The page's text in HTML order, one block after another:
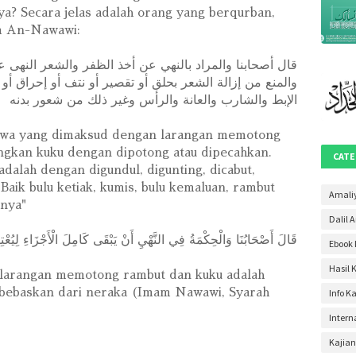
Secara jelas adalah orang yang berqurban,
An-Nawawi:
ﻗﺎﻝ ﺃﺻﺤﺎﺑﻨﺎ ﻭاﻟﻤﺮاﺩ ﺑﺎﻟﻨﻬﻲ ﻋﻦ ﺃﺧﺬ اﻟﻈﻔﺮ ﻭاﻟﺸﻌﺮ
ﻭاﻟﻤﻨﻊ ﻣﻦ ﺇﺯاﻟﺔ اﻟﺸﻌﺮ ﺑﺤﻠﻖ ﺃﻭ ﺗﻘﺼﻴﺮ ﺃﻭ ﻧﺘﻒ ﺃﻭ ﺇﺣﺮاﻕ
اﻹﺑﻂ ﻭاﻟﺸﺎﺭﺏ ﻭاﻟﻌﺎﻧﺔ ﻭاﻟﺮﺃﺱ ﻭﻏﻴﺮ ﺫﻟﻚ ﻣﻦ ﺷﻌﻮﺭ ﺑﺪﻧﻪ
yang dimaksud dengan larangan memotong
kuku dengan dipotong atau dipecahkan.
dengan digundul, digunting, dicabut,
bulu ketiak, kumis, bulu kemaluan, rambut
قَالَ أَصْحَابُنَا وَالْحِكْمَةُ فِي النَّهْيِ أَنْ يَبْقَى كَامِلَ الْأَجْزَاءِ
memotong rambut dan kuku adalah
dari neraka (Imam Nawawi, Syarah
April
Maret
Juli
Juni
Mei
April
Maret
Dalil
Hasil
Info
Kajian